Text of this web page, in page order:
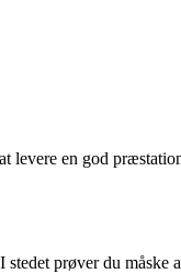
levere en god
prøver du